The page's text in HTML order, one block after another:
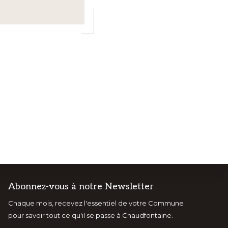
VISITCHAUDFONTAINE
Abonnez-vous à notre Newsletter
Chaque mois, recevez l'essentiel de votre Commune
pour savoir tout ce qu'il se passe à Chaudfontaine.